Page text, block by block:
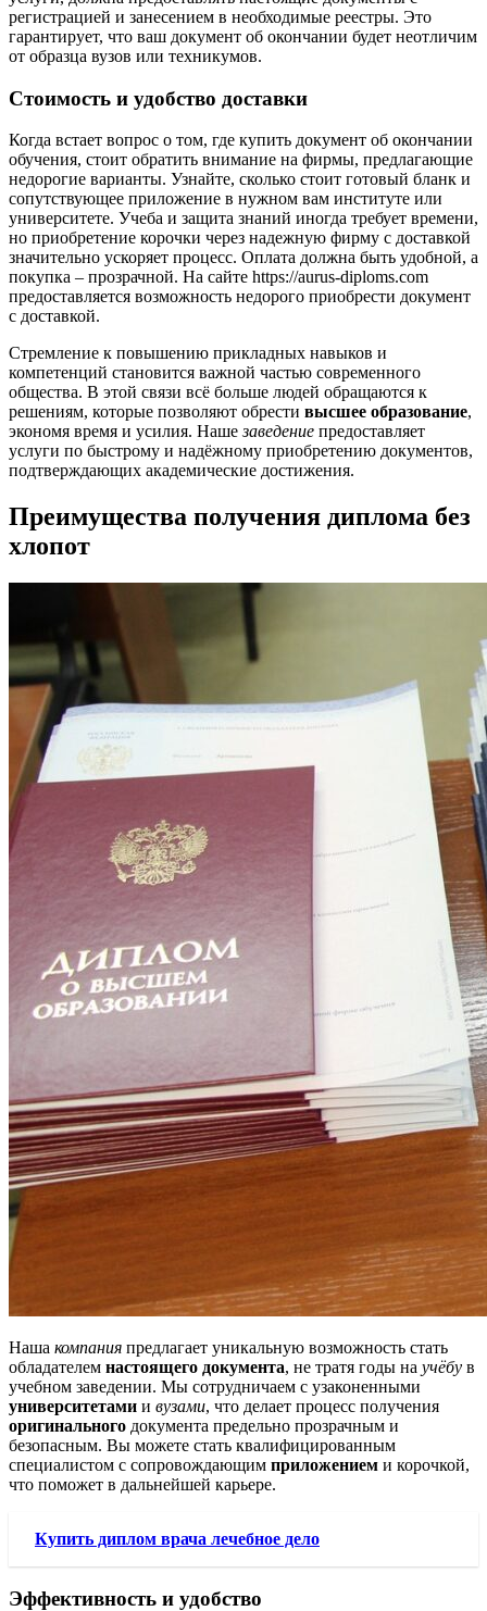
регистрацией и занесением в необходимые реестры. Это
гарантирует, что ваш документ об окончании будет неотличим
от образца вузов или техникумов.
Стоимость и удобство доставки
Когда встает вопрос о том, где купить документ об окончании
обучения, стоит обратить внимание на фирмы, предлагающие
недорогие варианты. Узнайте, сколько стоит готовый бланк и
сопутствующее приложение в нужном вам институте или
университете. Учеба и защита знаний иногда требует времени,
но приобретение корочки через надежную фирму с доставкой
значительно ускоряет процесс. Оплата должна быть удобной, а
покупка – прозрачной. На сайте https://aurus-diploms.com
предоставляется возможность недорого приобрести документ
с доставкой.
Стремление к повышению прикладных навыков и
компетенций становится важной частью современного
общества. В этой связи всё больше людей обращаются к
решениям, которые позволяют обрести высшее образование,
экономя время и усилия. Нашезаведение предоставляет
услуги по быстрому и надёжному приобретению документов,
подтверждающих академические достижения.
Преимущества получения диплома без
хлопот
Наша компания предлагает уникальную возможность стать
обладателем настоящего документа, не тратя годы на учёбу в
учебном заведении. Мы сотрудничаем с узаконенными
университетами и вузами, что делает процесс получения
оригинального документа предельно прозрачным и
безопасным. Вы можете стать квалифицированным
специалистом с сопровождающим приложением и корочкой,
что поможет в дальнейшей карьере.
Купить диплом врача лечебное дело
Эффективность и удобство